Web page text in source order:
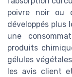
poivre noir ou
développés plus
une
produits
gélules
les avis client